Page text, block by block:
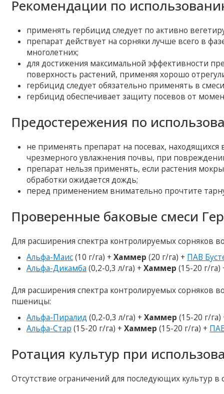
Рекомендации по
применять гербицид следует по активно
препарат действует на сорняки лучше всего в
многолетних;
для достижения максимальной эффективности
поверхность растений, применяя хорошо
гербицид следует обязательно применять в
гербицид обеспечивает защиту посевов от
Предостережения по
не применять препарат на посевах, находящихся
чрезмерного увлажнения почвы, при
препарат нельзя применять, если растения
обработки ожидается дождь;
перед применением внимательно прочтите
Проверенные баковые смеси
Для расширения спектра контролируемых сорняков
Альфа-Маис(10 г/га) +Хаммер (20 г/га) + ПАВ
Альфа-Дикамба (0,2-0,3 л/га) +Хаммер (15-20 г/га)
Для расширения спектра контролируемых сорняков
пшеницы:
Альфа-Пиралид (0,2-0,3 л/га) +Хаммер (15-20 г/
Альфа-Стар (15-20 г/га) +Хаммер (15-20 г/га) +
Ротация культур при
Отсутствие ограничений для последующих культур в